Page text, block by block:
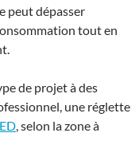
peut dépasser
tout en
de projet à des
une réglette
, selon la zone à